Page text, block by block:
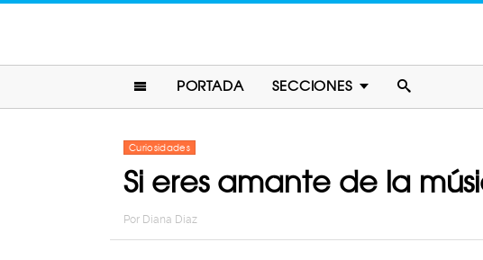
PORTADA SECCIONES
Curiosidades
Si eres amante de la
Por Diana Diaz